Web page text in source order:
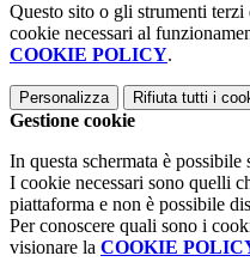
Questo sito o gli strumenti
cookie necessari al
COOKIE POLICY.
Personalizza Rifiuta tutti i
Gestione cookie
In questa schermata è
I cookie necessari sono quelli
piattaforma e non è possibile
Per conoscere quali sono i
visionare la COOKIE